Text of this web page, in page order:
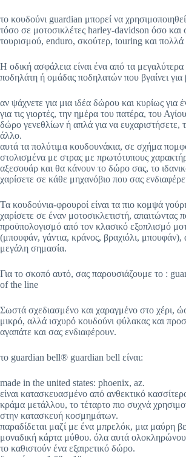
το κουδούνι guardian μπορεί να
τόσο σε μοτοσικλέτες harley-davidson όσο και
τουρισμού, enduro, σκούτερ, touring και πολλά
Η οδική ασφάλεια είναι ένα από τα
ποδηλάτη ή ομάδας ποδηλατών που βγαίνει για
αν ψάχνετε για μια ιδέα δώρου και κυρίως για
για τις γιορτές, την ημέρα του πατέρα, του
δώρο γενεθλίων ή απλά για να ευχαριστήσετε,
άλλο.
αυτά τα πολύτιμα κουδουνάκια, σε σχήμα
στολισμένα με στρας με πρωτότυπους
αξεσουάρ και θα κάνουν το δώρο σας, το
χαρίσετε σε κάθε μηχανόβιο που σας
Τα κουδούνια-φρουροί είναι τα πιο κομψά
χαρίσετε σε έναν μοτοσικλετιστή, απαιτώντας
προϋπολογισμό από τον κλασικό εξοπλισμό
(μπουφάν, γάντια, κράνος, βραχιόλι, μπουφάν),
μεγάλη σημασία.
Για το σκοπό αυτό, σας παρουσιάζουμε το :
of the line
Σωστά σχεδιασμένο και χαραγμένο στο χέρι,
μικρό, αλλά ισχυρό κουδούνι φύλακας και
αγαπάτε και σας ενδιαφέρουν.
το guardian bell® guardian bell είναι:
made in the united states: phoenix, az.
είναι κατασκευασμένο από ανθεκτικό
κράμα μετάλλου, το τέταρτο πιο συχνά
στην κατασκευή κοσμημάτων.
παραδίδεται μαζί με ένα μπρελόκ, μια μαύρη
μοναδική κάρτα μύθου. όλα αυτά
το καθιστούν ένα εξαιρετικό δώρο.